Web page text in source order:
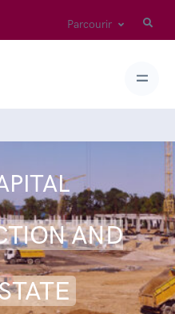
Parcourir
AND